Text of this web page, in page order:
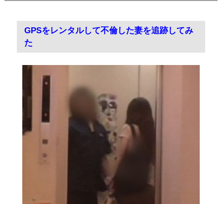
GPSをレンタルして不倫した妻を追跡してみ
た